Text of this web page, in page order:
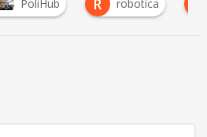
PoliHub R robotica